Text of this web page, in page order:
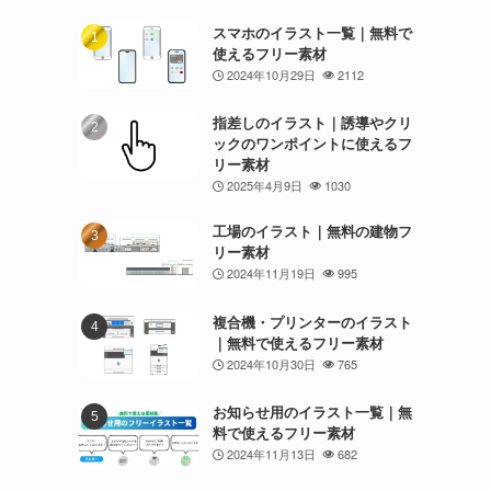
スマホのイラスト一覧｜無料で
使えるフリー素材
2024年10月29日 2112
指差しのイラスト｜誘導やクリ
ックのワンポイントに使えるフ
リー素材
2025年4月9日 1030
工場のイラスト｜無料の建物フ
リー素材
2024年11月19日 995
複合機・プリンターのイラスト
｜無料で使えるフリー素材
2024年10月30日 765
お知らせ用のイラスト一覧｜無
料で使えるフリー素材
2024年11月13日 682